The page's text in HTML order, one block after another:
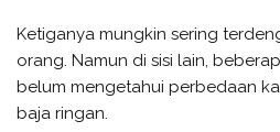
Ketiganya mungkin sering
orang. Namun di sisi lain,
belum mengetahui perbedaan
baja ringan.